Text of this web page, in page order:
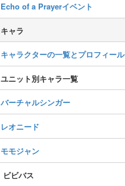
Echo of a Prayerイベント
キャラ
キャラクターの一覧とプロフィール
ユニット別キャラ一覧
バーチャルシンガー
レオニード
モモジャン
ビビバス